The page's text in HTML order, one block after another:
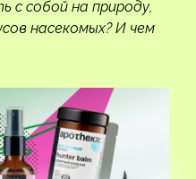
с собой на природу,
насекомых? И чем